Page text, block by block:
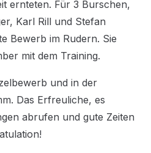
ernteten. Für 3 Burschen,
Karl Rill und Stefan
Bewerb im Rudern. Sie
mit dem Training.
und in der
Das Erfreuliche, es
abrufen und gute Zeiten